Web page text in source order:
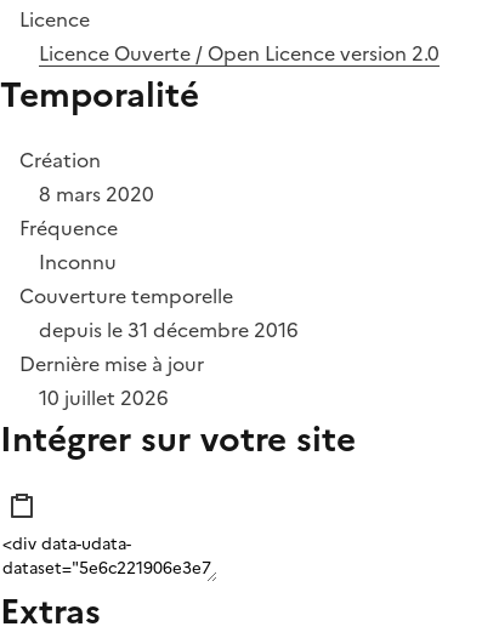
Licence
Licence Ouverte / Open Licence version 2.0
Temporalité
Création
8 mars 2020
Fréquence
Inconnu
Couverture temporelle
depuis le 31 décembre 2016
Dernière mise à jour
10 juillet 2026
Intégrer sur votre site
Extras